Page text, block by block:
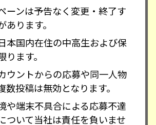
ーンは予告なく変更・終了す
あります。
本国内在住の中高生および保
ります。
ウントからの応募や同一人物
数投稿は無効となります。
や端末不具合による応募不達
ついて当社は責任を負いませ